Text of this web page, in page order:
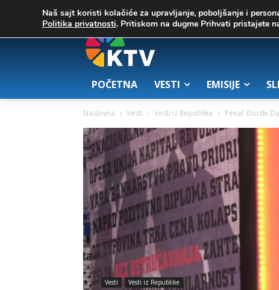
25.7 Zrenjanin 02. август 2026.
POČETNA VESTI EMISIJE
Naslovna Vesti Vesti iz Republike Pevač Đorđe
Vesti Vesti iz Republike
Naš sajt koristi kolačiće za upravljanje, poboljšanje i
Politika privatnosti. Pritiskom na dugme Prihvati pristajete